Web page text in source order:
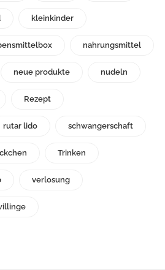
kleinkinder
nahrungsmittel
neue produkte nudeln
Rezept
rutar lido schwangerschaft
Trinken
verlosung